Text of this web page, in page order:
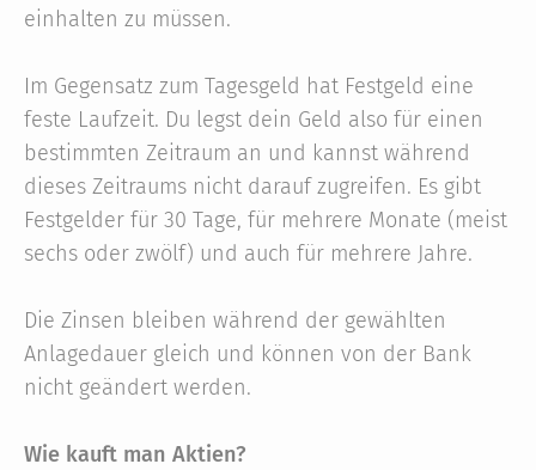
einhalten zu müssen.
Im Gegensatz zum Tagesgeld hat Festgeld eine
feste Laufzeit. Du legst dein Geld also für einen
bestimmten Zeitraum an und kannst während
dieses Zeitraums nicht darauf zugreifen. Es gibt
Festgelder für 30 Tage, für mehrere Monate (meist
sechs oder zwölf) und auch für mehrere Jahre.
Die Zinsen bleiben während der gewählten
Anlagedauer gleich und können von der Bank
nicht geändert werden.
Wie kauft man Aktien?